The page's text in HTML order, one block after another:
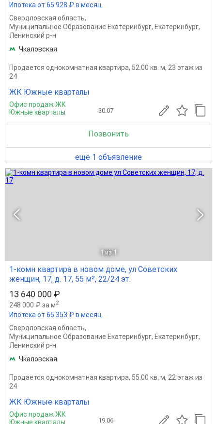
Ипотека от 65 928 ₽ в месяц
Свердловская область,
Муниципальное Образование Екатеринбург, Екатеринбург,
Ленинский р-н
Чкаловская
Продается однокомнатная квартира, 52.00 кв. м, 23 этаж из
24
ЖК Южные кварталы
Офис продаж ЖК
Южные кварталы
30.07
Позвонить
ещё 1 объявление
1 из 1
1-комн квартира в новом доме, ул Советских
женщин, 17, д. 17, 55 м², 22/24 эт.
13 640 000 ₽
248 000 ₽ за м2
Ипотека от 65 353 ₽ в месяц
Свердловская область,
Муниципальное Образование Екатеринбург, Екатеринбург,
Ленинский р-н
Чкаловская
Продается однокомнатная квартира, 55.00 кв. м, 22 этаж из
24
ЖК Южные кварталы
Офис продаж ЖК
Южные кварталы
19.06